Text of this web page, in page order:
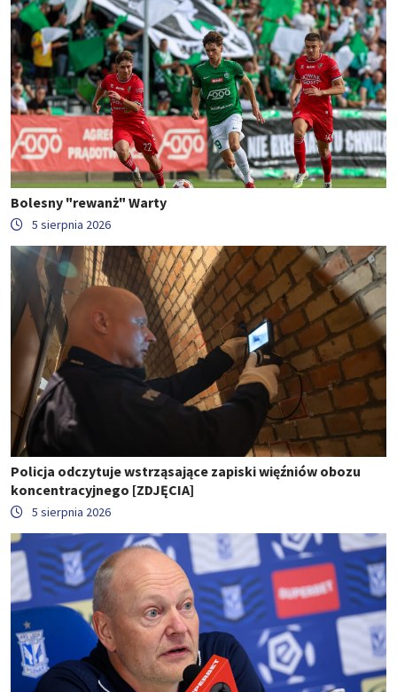
Bolesny "rewanż" Warty
5 sierpnia 2026
Policja odczytuje wstrząsające zapiski więźniów obozu
koncentracyjnego [ZDJĘCIA]
5 sierpnia 2026